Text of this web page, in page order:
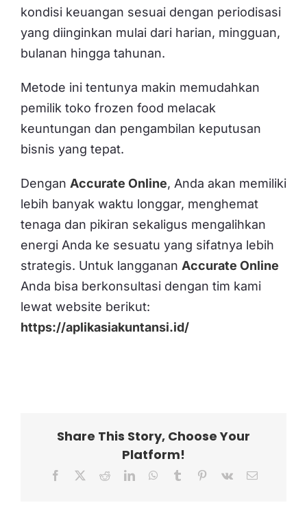
kondisi keuangan sesuai dengan periodisasi
yang diinginkan mulai dari harian, mingguan,
bulanan hingga tahunan.
Metode ini tentunya makin memudahkan
pemilik toko frozen food melacak
keuntungan dan pengambilan keputusan
bisnis yang tepat.
Dengan Accurate Online, Anda akan memiliki
lebih banyak waktu longgar, menghemat
tenaga dan pikiran sekaligus mengalihkan
energi Anda ke sesuatu yang sifatnya lebih
strategis. Untuk langganan Accurate Online
Anda bisa berkonsultasi dengan tim kami
lewat website berikut:
https://aplikasiakuntansi.id/
Share This Story, Choose Your
Platform!
Facebook RedditLinkedInWhatsApp
Tumblr Pinterest
Vk Email